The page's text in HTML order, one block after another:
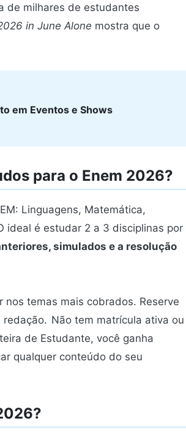
de milhares de estudantes
in June Alone mostra que o
em Eventos e Shows
para o Enem 2026?
Linguagens, Matemática,
ideal é estudar 2 a 3 disciplinas por
simulados e a resolução
nos temas mais cobrados. Reserve
redação. Não tem matrícula ativa ou
de Estudante, você ganha
qualquer conteúdo do seu